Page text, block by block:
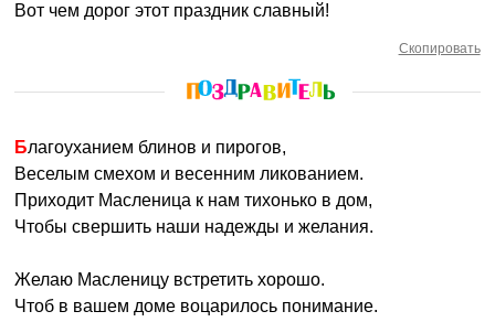
Вот чем дорог этот праздник славный!
Скопировать
Благоуханием блинов и пирогов,
Веселым смехом и весенним ликованием.
Приходит Масленица к нам тихонько в дом,
Чтобы свершить наши надежды и желания.
Желаю Масленицу встретить хорошо.
Чтоб в вашем доме воцарилось понимание.